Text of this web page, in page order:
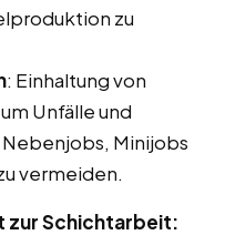
zu
: Einhaltung von
Unfälle und
Minijobs
vermeiden.
zur Schichtarbeit: